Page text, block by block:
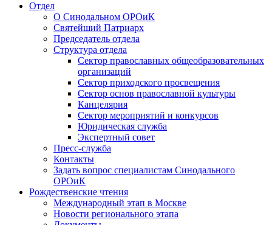
Отдел
О Синодальном ОРОиК
Святейший Патриарх
Председатель отдела
Структура отдела
Сектор православных общеобразовательных
организаций
Сектор приходского просвещения
Сектор основ православной культуры
Канцелярия
Сектор мероприятий и конкурсов
Юридическая служба
Экспертный совет
Пресс-служба
Контакты
Задать вопрос специалистам Синодального
ОРОиК
Рождественские чтения
Международный этап в Москве
Новости регионального этапа